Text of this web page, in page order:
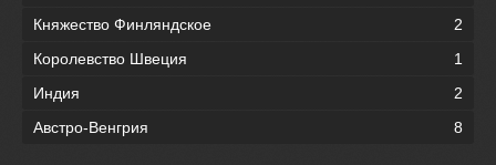
Княжество Финляндское
2
Королевство Швеция
1
Индия
2
Австро-Венгрия
8